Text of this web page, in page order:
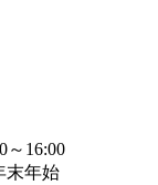
～16:00
末年始